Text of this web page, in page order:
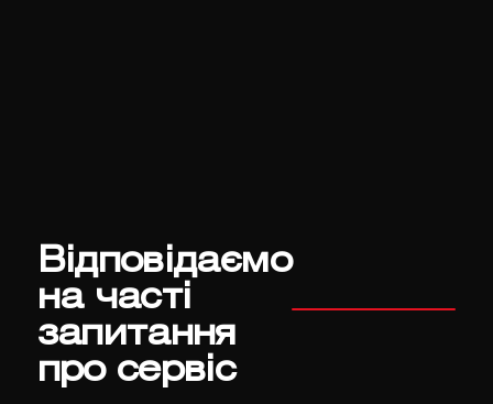
Відповідаємо
на часті
запитання
про сервіс